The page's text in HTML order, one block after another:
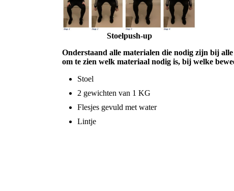
Stoelpush-up
Onderstaand alle materialen die nodig zijn bij
om te zien welk materiaal nodig is, bij welke
Stoel
2 gewichten van 1 KG
Flesjes gevuld met water
Lintje